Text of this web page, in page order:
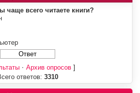
чаще всего читаете книги?
· Архив опросов]
ответов: 3310